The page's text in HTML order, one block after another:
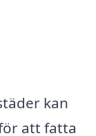
kan
att fatta